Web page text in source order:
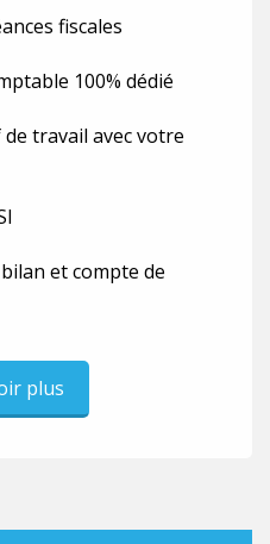
fiscales
100% dédié
travail avec votre
et compte de
plus